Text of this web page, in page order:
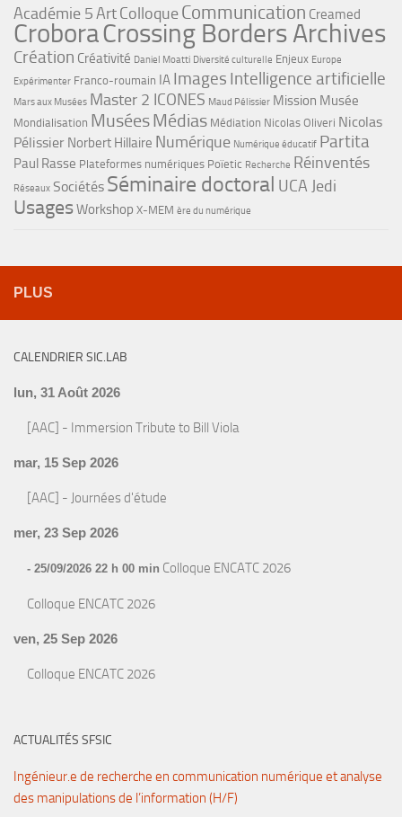
Académie 5ArtColloqueCommunication Creamed
CroboraCrossing Borders Archives
Création Créativité Daniel Moatti Diversité culturelle Enjeux Europe
Expérimenter Franco-roumain IA Images Intelligence artificielle
Mars aux Musées Master 2 ICONES Maud Pélissier Mission Musée
Mondialisation MuséesMédias Médiation Nicolas Oliveri Nicolas
Pélissier Norbert Hillaire Numérique Numérique éducatif Partita
Paul Rasse Plateformes numériques Poïetic Recherche Réinventés
Réseaux Sociétés Séminaire doctoral UCA Jedi
UsagesWorkshop X-MEM ère du numérique
PLUS
CALENDRIER SIC.LAB
lun, 31 Août 2026
[AAC] - Immersion Tribute to Bill Viola
mar, 15 Sep 2026
[AAC] - Journées d'étude
mer, 23 Sep 2026
- 25/09/2026 22 h 00 min Colloque ENCATC 2026
Colloque ENCATC 2026
ven, 25 Sep 2026
Colloque ENCATC 2026
ACTUALITÉS SFSIC
Ingénieur.e de recherche en communication numérique et analyse
des manipulations de l’information (H/F)